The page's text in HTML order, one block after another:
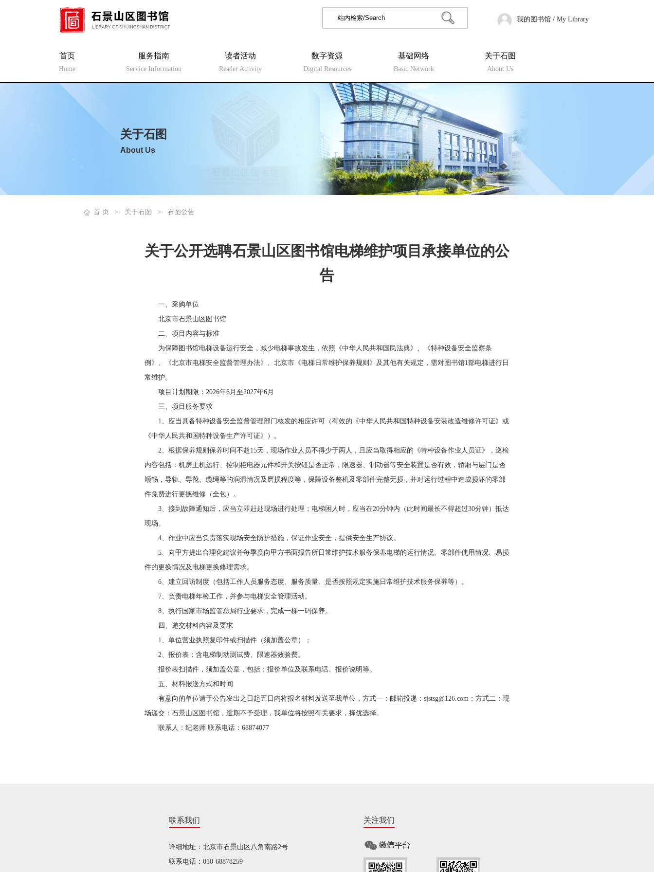
我的图书馆 / My Library
首页
Home
服务指南
Service Information
读者活动
Reader Activity
数字资源
Digital Resources
基础网络
Basic Network
关于石图
About Us
关于石图
About Us
首 页 > 关于石图 > 石图公告
关于公开选聘石景山区图书馆电梯维护项目承接单位的公
告
一、采购单位
北京市石景山区图书馆
二、项目内容与标准
为保障图书馆电梯设备运行安全，减少电梯事故发生，依照《中华人民共和国民法典》、《特种设备安全监察条
例》、《北京市电梯安全监督管理办法》、北京市《电梯日常维护保养规则》及其他有关规定，需对图书馆1部电梯进行日
常维护。
项目计划期限：2026年6月至2027年6月
三、项目服务要求
1、应当具备特种设备安全监督管理部门核发的相应许可（有效的《中华人民共和国特种设备安装改造维修许可证》或
《中华人民共和国特种设备生产许可证》）。
2、 根据保养规则保养时间不超15天，现场作业人员不得少于两人，且应当取得相应的《特种设备作业人员证》，巡检
内容包括：机房主机运行、控制柜电器元件和开关按钮是否正常，限速器、制动器等安全装置是否有效，轿厢与层门是否
顺畅，导轨、导靴、缆绳等的润滑情况及磨损程度等，保障设备整机及零部件完整无损，并对运行过程中造成损坏的零部
件免费进行更换维修（全包）。
3、接到故障通知后，应当立即赶赴现场进行处理；电梯困人时，应当在20分钟内（此时间最长不得超过30分钟）抵达
现场。
4、作业中应当负责落实现场安全防护措施，保证作业安全，提供安全生产协议。
5、向甲方提出合理化建议并每季度向甲方书面报告所日常维护技术服务保养电梯的运行情况、零部件使用情况、易损
件的更换情况及电梯更换修理需求。
6、建立回访制度（包括工作人员服务态度、服务质量、是否按照规定实施日常维护技术服务保养等）。
7、负责电梯年检工作，并参与电梯安全管理活动。
8、执行国家市场监管总局行业要求，完成一梯一码保养。
四、递交材料内容及要求
1、单位营业执照复印件或扫描件（须加盖公章）；
2、报价表；含电梯制动测试费、限速器效验费。
报价表扫描件，须加盖公章，包括：报价单位及联系电话、报价说明等。
五、材料报送方式和时间
有意向的单位请于公告发出之日起五日内将报名材料发送至我单位，方式一：邮箱投递：sjstsg@126.com；方式二：现
场递交：石景山区图书馆，逾期不予受理，我单位将按照有关要求，择优选择。
联系人：纪老师 联系电话：68874077
联系我们
详细地址：北京市石景山区八角南路2号
联系电话：010-68878259
关注我们